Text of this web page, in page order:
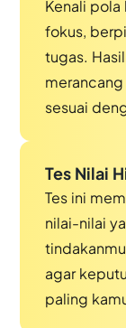
Kenali
fokus,
tugas.
sesuai
Tes Nilai
Tes ini
nilai-nilai
agar
paling